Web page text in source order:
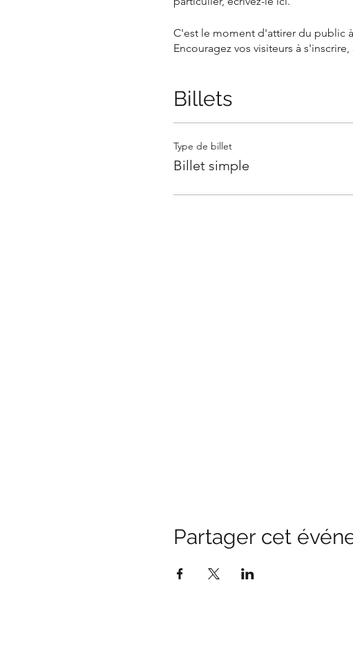
C'est le moment d'attirer du public
Encouragez vos visiteurs à
Billets
Type de billet
Billet simple
Partager cet